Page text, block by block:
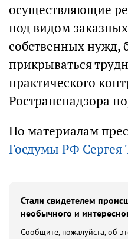
осуществляющие
под видом
собственных нужд,
прикрываться
практического
Ространснадзора
По материалам
Госдумы РФ Сергея
Стали свидетелем
необычного и
Сообщите, пожалуйста, об